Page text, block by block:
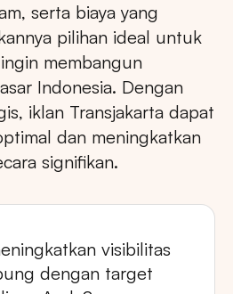
serta biaya yang
pilihan ideal untuk
membangun
Indonesia. Dengan
iklan Transjakarta dapat
dan meningkatkan
signifikan.
visibilitas
dengan target